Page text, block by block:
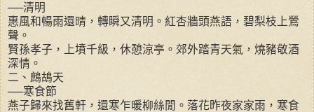
──清明
惠風和暢雨還晴，轉瞬又清明。紅杏牆頭燕語，碧梨枝上鶯
聲。
賢孫孝子，上墳千級，休憩涼亭。郊外踏青天氣，燒豬敬酒
深情。
二、鷓鴣天
──寒食節
燕子歸來找舊軒，還寒乍暖柳絲閒。落花昨夜家家雨，寒食